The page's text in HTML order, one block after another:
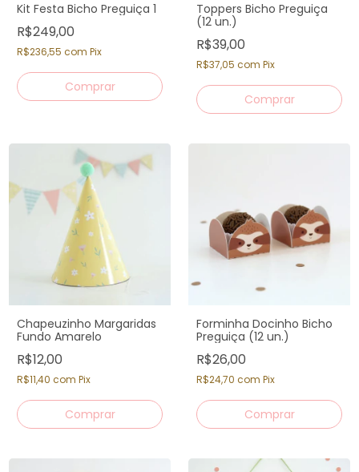
Kit Festa Bicho Preguiça 1
R$249,00
R$236,55 com Pix
Toppers Bicho Preguiça
(12 un.)
R$39,00
R$37,05 com Pix
Chapeuzinho Margaridas
Fundo Amarelo
R$12,00
R$11,40 com Pix
Forminha Docinho Bicho
Preguiça (12 un.)
R$26,00
R$24,70 com Pix